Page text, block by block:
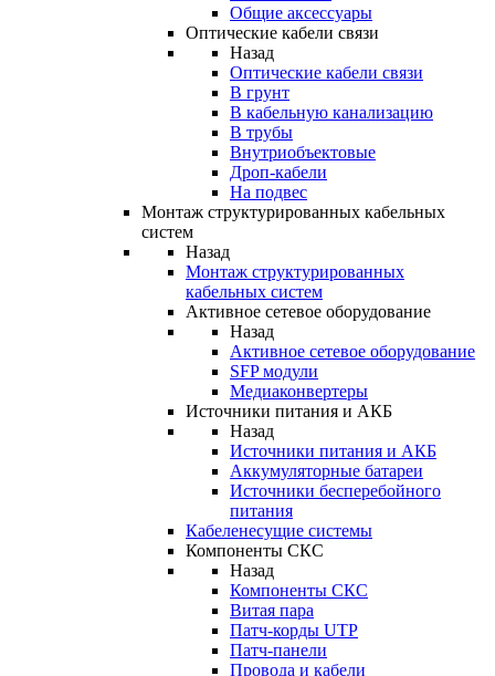
Общие аксессуары
Оптические кабели связи
Назад
Оптические кабели связи
В грунт
В кабельную канализацию
В трубы
Внутриобъектовые
Дроп-кабели
На подвес
Монтаж структурированных кабельных
систем
Назад
Монтаж структурированных
кабельных систем
Активное сетевое оборудование
Назад
Активное сетевое оборудование
SFP модули
Медиаконвертеры
Источники питания и АКБ
Назад
Источники питания и АКБ
Аккумуляторные батареи
Источники бесперебойного
питания
Кабеленесущие системы
Компоненты СКС
Назад
Компоненты СКС
Витая пара
Патч-корды UTP
Патч-панели
Провода и кабели